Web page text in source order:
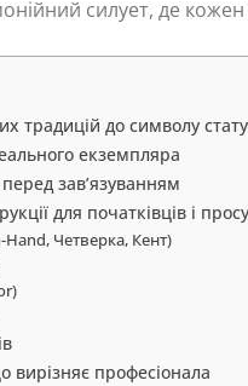
силует, де
традицій до символу
екземпляра
зав’язуванням
для початківців і
Четверка, Кент)
вирізняє професіонала